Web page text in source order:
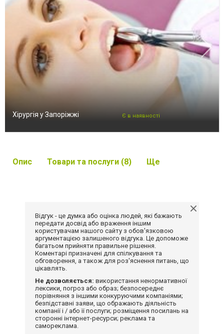
Хірургія у Запоріжжі Є в наявності
Опис Товари та послуги (8) Ще
Відгук - це думка або оцінка людей, які бажають
передати досвід або враження іншим
користувачам нашого сайту з обов'язковою
аргументацією залишеного відгука. Це допоможе
багатьом прийняти правильне рішення.
Коментарі призначені для спілкування та
обговорення, а також для роз'яснення питань, що
цікавлять.
Не дозволяється: використання ненормативної
лексики, погроз або образ; безпосереднє
порівняння з іншими конкуруючими компаніями;
безпідставні заяви, що ображають діяльність
компанії і / або її послуги; розміщення посилань на
сторонні інтернет-ресурси; реклама та
самореклама.